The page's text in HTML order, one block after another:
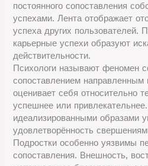
постоянного сопоставления
успехами. Лента отображает
успеха других пользователей.
карьерные успехи образуют
действительности.
Психологи называют феномен
сопоставлением направленным
оценивает себя относительно
успешнее или
идеализированными образами
удовлетворённость
Подростки особенно уязвимы
сопоставления. Внешность,